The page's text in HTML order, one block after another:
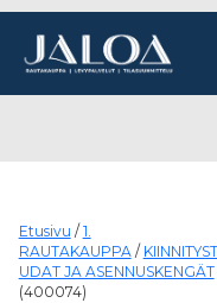
Päävalikko
Etusivu / 1.
RAUTAKAUPPA/
UDAT JA ASENNUSKENGÄT
(400074)